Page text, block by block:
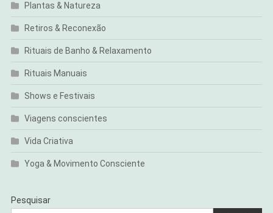
Plantas & Natureza
Retiros & Reconexão
Rituais de Banho & Relaxamento
Rituais Manuais
Shows e Festivais
Viagens conscientes
Vida Criativa
Yoga & Movimento Consciente
Pesquisar